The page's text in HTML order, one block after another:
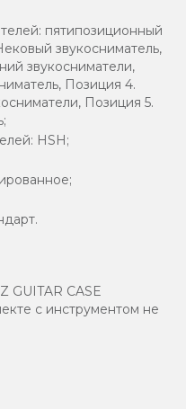
пятипозиционный
звукосниматель,
звукосниматели,
Позиция 4.
Позиция 5.
HSH;
GUITAR CASE
с инструментом не